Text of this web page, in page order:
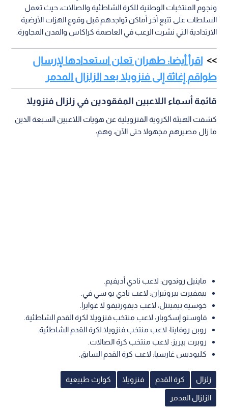
ونجوم المنتخبات الوطنية للكرة الشاطئية والصالات، حيث تعمل
السلطات على تتبع آخر أماكن تواجدهم قبل وقوع الهزات الأرضية
الارتدادية التي نشرت الرعب في العاصمة كراكاس والمدن المجاورة.
اقرأ أيضا: طهران تعلن استعدادها لإرسال
طواقم إغاثة إلى فنزويلا بعد الزلزال المدمر
قائمة أسماء اللاعبين المفقودين في زلزال فنزويلا
كشفت الهيئة الكروية الفنزويلية عن هويات اللاعبين السبعة الذين
ما زال مصيرهم مجهولا حتى الآن، وهم:
ماينيل روندون: لاعب نادي أديفيم.
ييمفيرت بيروتيران: لاعب نادي يو سي في.
خوسيه بيمينتل: لاعب ديفورتيفو لا غوايرا.
فاوستو إسكوبار: لاعب منتخب فنزويلا لكرة القدم الشاطئية.
روبن روفاينا: لاعب منتخب فنزويلا لكرة القدم الشاطئية.
روبرت بيريز: لاعب منتخب كرة الصالات.
كليوديس غارسيا: لاعب كرة القدم السابق.
زلزال كرة القدم فنزويلا كوارث طبيعية
الزلزال المدمر